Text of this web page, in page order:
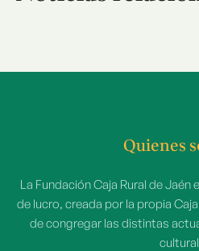
Quienes
La Fundación Caja Rural de
de lucro, creada por la propia
de congregar las distintas